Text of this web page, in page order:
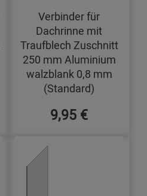
Verbinder für
Dachrinne mit
Traufblech Zuschnitt
250 mm Aluminium
walzblank 0,8 mm
(Standard)
9,95 €